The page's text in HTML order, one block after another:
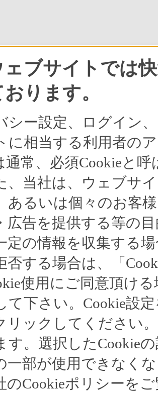
ェブサイトでは
ります。
シー設定、ログイン
に相当する利用者の
通常、必須Cookieと
、当社は、ウェブサ
あるいは個々のお客
広告を提供する等の
定の情報を収集する
否する場合は、「
使用にご同意頂け
て下さい。Cookie設
リックしてください
す。選択したCookie
一部が使用できなく
のCookieポリシーを